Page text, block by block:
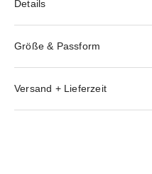
Details
Größe & Passform
Versand + Lieferzeit